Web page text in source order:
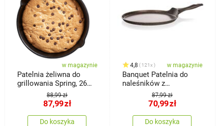
w magazynie
Patelnia żeliwna do
grillowania Spring, 26
88,99 zł
87,99zł
Do koszyka
4,8 121x w magazynie
Banquet Patelnia do
naleśników z
powierzchnią
nieprzywierającą
Premium Dark Brown 24
87,99 zł
70,99zł
Do koszyka